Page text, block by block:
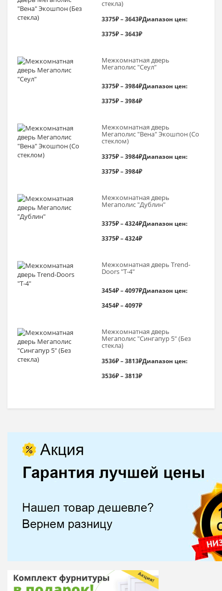
стекла)
3375₽–3643₽Диапазон цен:
3375₽ – 3643₽
Межкомнатная дверь
Мегаполис "Сеул"
3375₽–3984₽Диапазон цен:
3375₽ – 3984₽
Межкомнатная дверь
Мегаполис "Вена" Экошпон (Со
стеклом)
3375₽–3984₽Диапазон цен:
3375₽ – 3984₽
Межкомнатная дверь
Мегаполис "Дублин"
3375₽–4324₽Диапазон цен:
3375₽ – 4324₽
Межкомнатная дверь Trend-
Doоrs "Т-4"
3454₽–4097₽Диапазон цен:
3454₽ – 4097₽
Межкомнатная дверь
Мегаполис "Сингапур 5" (Без
стекла)
3536₽–3813₽Диапазон цен:
3536₽ – 3813₽